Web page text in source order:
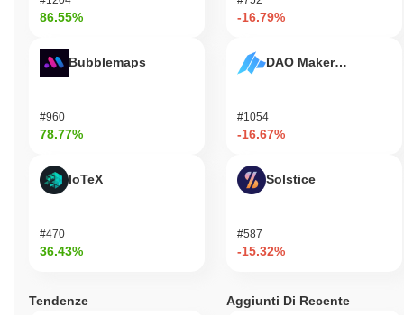
86.55%
Bubblemaps
#960
78.77%
IoTeX
#470
36.43%
-16.79%
DAO Maker Token
#1054
-16.67%
Solstice
#587
-15.32%
Tendenze Aggiunti Di Recente